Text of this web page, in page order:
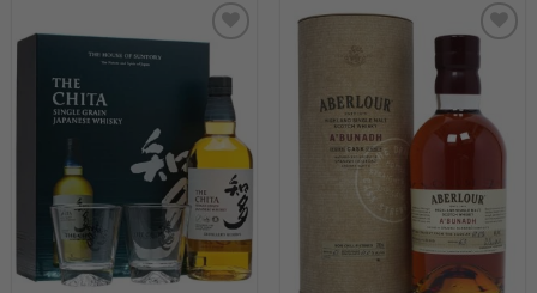
WISHLIST
ADD TO
WISHLIST